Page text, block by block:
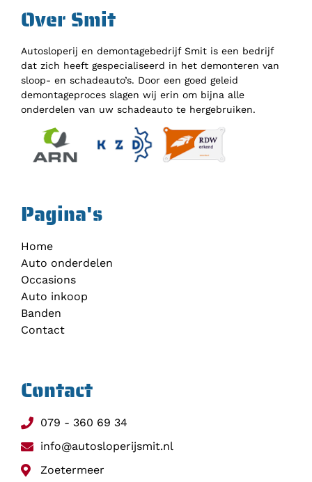
Over Smit
Autosloperij en demontagebedrijf Smit is een bedrijf
dat zich heeft gespecialiseerd in het demonteren van
sloop- en schadeauto’s. Door een goed geleid
demontageproces slagen wij erin om bijna alle
onderdelen van uw schadeauto te hergebruiken.
Pagina's
Home
Auto onderdelen
Occasions
Auto inkoop
Banden
Contact
Contact
079 - 360 69 34
info@autosloperijsmit.nl
Zoetermeer